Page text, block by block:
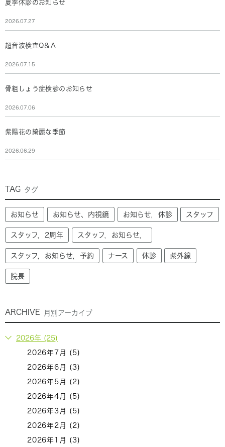
夏季休診のお知らせ
2026.07.27
超音波検査Q＆A
2026.07.15
骨粗しょう症検診のお知らせ
2026.07.06
紫陽花の綺麗な季節
2026.06.29
TAG タグ
お知らせ お知らせ、内視鏡 お知らせ，休診 スタッフ
スタッフ，2周年 スタッフ，お知らせ，
スタッフ，お知らせ，予約 ナース 休診 紫外線
院長
ARCHIVE 月別アーカイブ
2026年 (25)
2026年7月 (5)
2026年6月 (3)
2026年5月 (2)
2026年4月 (5)
2026年3月 (5)
2026年2月 (2)
2026年1月 (3)